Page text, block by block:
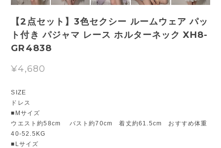
【2点セット】3色セクシー ルームウェア パッ
ト付き パジャマ レース ホルターネック XH8-
GR4838
¥4,680
SIZE
ドレス
■Mサイズ
ウエスト約58cm バスト約70cm 着丈約61.5cm おすすめ体重
40-52.5KG
■Lサイズ